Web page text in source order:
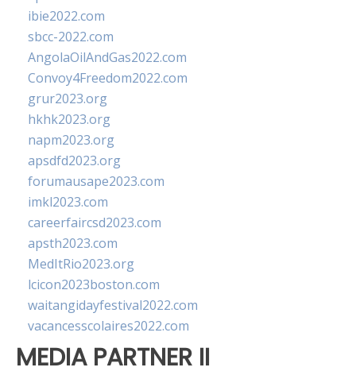
ibie2022.com
sbcc-2022.com
AngolaOilAndGas2022.com
Convoy4Freedom2022.com
grur2023.org
hkhk2023.org
napm2023.org
apsdfd2023.org
forumausape2023.com
imkl2023.com
careerfaircsd2023.com
apsth2023.com
MedItRio2023.org
lcicon2023boston.com
waitangidayfestival2022.com
vacancesscolaires2022.com
MEDIA PARTNER II